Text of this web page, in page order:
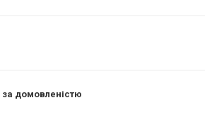
за домовленістю